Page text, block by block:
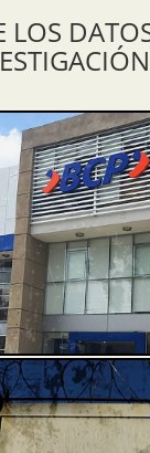
LOS
de
en
sobre
fueron